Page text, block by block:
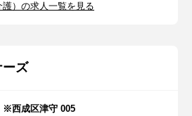
）の求人一覧を見る
ーズ
西成区津守 005